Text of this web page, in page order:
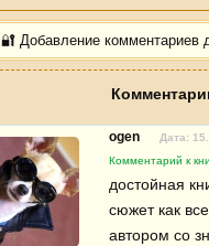
🔐 Добавление комментариев
ogen
Дата:
Комментарий к
достойная
сюжет как
автором со